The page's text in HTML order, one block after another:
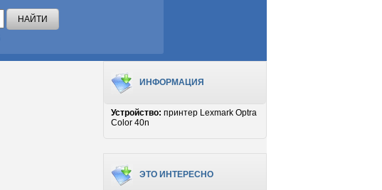
ИНФОРМАЦИЯ
Устройство: принтер Lexmark Optra
Color 40n
ЭТО ИНТЕРЕСНО